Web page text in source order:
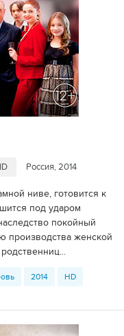
Россия, 2014
ниве, готовится к
под ударом
покойный
производства женской
2014 HD